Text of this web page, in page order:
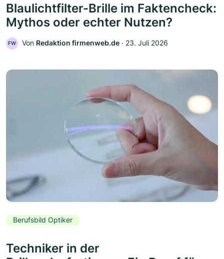
Blaulichtfilter-Brille im Faktencheck:
Mythos oder echter Nutzen?
FW Von Redaktion firmenweb.de ‧ 23. Juli 2026
Berufsbild Optiker
Techniker in der